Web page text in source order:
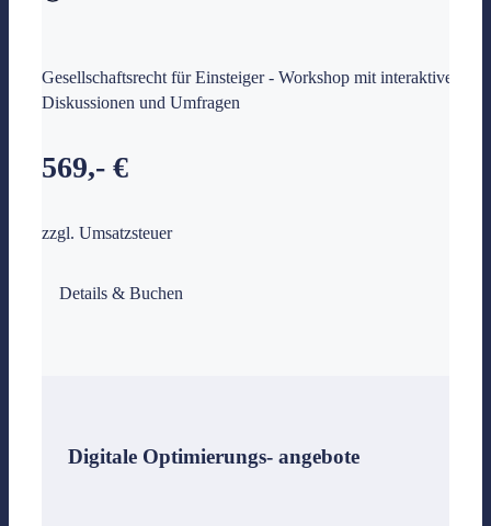
Gesellschaftsrecht für Einsteiger - Workshop mit interaktiven
Diskussionen und Umfragen
569,- €
zzgl. Umsatzsteuer
Details & Buchen
Digitale Optimierungs- angebote